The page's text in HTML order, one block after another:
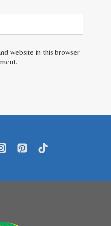
website in this browser